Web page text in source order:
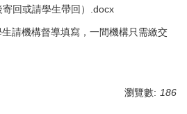
回或請學生帶回）.docx
請機構督導填寫，一間機構只需繳交
瀏覽數: 186